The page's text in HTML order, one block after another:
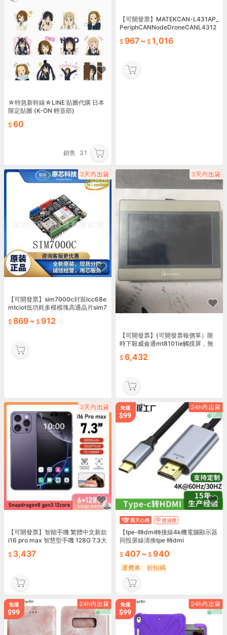
☆特急新幹線☆LINE 貼圖代購 日本
限定貼圖 (K-ON 輕音部)
60
銷售 31
【可開發票】MATEKCAN-L431AP_
PeriphCANNodeDroneCANL4312
967~ 1,016
【可開發票】sim7000c封裝lcc68e
mtciot低功耗多模模塊高通晶片sim7
869~ 912
【可開發票】(可開發票報價單）限
時下殺威侖通mt8101ie觸摸屏，無
额免運】
6,432
【可開發票】智能手嘰 繁體中文新款
i16 pro max 智慧型手嘰 128G 7.3大
3,437
【tpe-轉dmi轉接線4k機電腦顯示器
同投屏線清換tpe 轉dmi
407~ 940
運費券 折扣碼